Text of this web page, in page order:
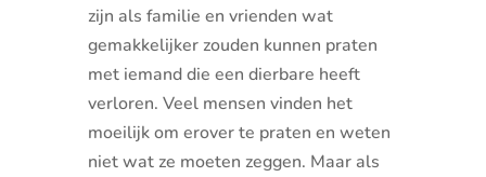
zijn als familie en vrienden wat
gemakkelijker zouden kunnen praten
met iemand die een dierbare heeft
verloren. Veel mensen vinden het
moeilijk om erover te praten en weten
niet wat ze moeten zeggen. Maar als